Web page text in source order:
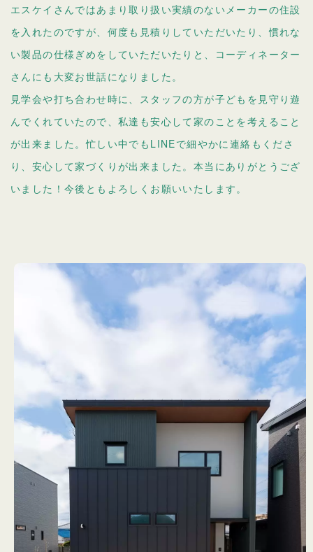
エスケイさんではあまり取り扱い実績のないメーカーの住設
を入れたのですが、何度も見積りしていただいたり、慣れな
い製品の仕様ぎめをしていただいたりと、コーディネーター
さんにも大変お世話になりました。
見学会や打ち合わせ時に、スタッフの方が子どもを見守り遊
んでくれていたので、私達も安心して家のことを考えること
が出来ました。忙しい中でもLINEで細やかに連絡もくださ
り、安心して家づくりが出来ました。本当にありがとうござ
いました！今後ともよろしくお願いいたします。